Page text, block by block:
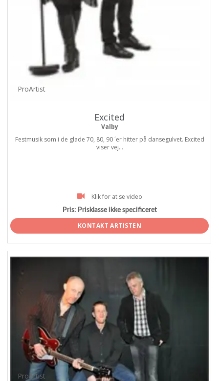
ProArtist
Excited
Valby
Festmusik som i de glade 70, 80, 90 ´er hitter på dansegulvet. Excited
viser vej...
Klik for at se video
Pris: Prisklasse ikke specificeret
KONTAKT ARTISTEN
ProArtist